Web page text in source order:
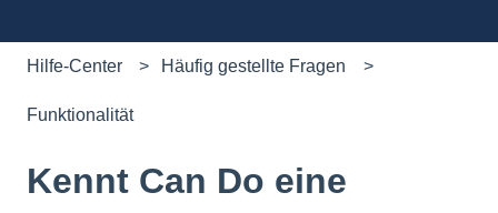
Hilfe-Center Häufig gestellte Fragen
Funktionalität
Kennt Can Do eine